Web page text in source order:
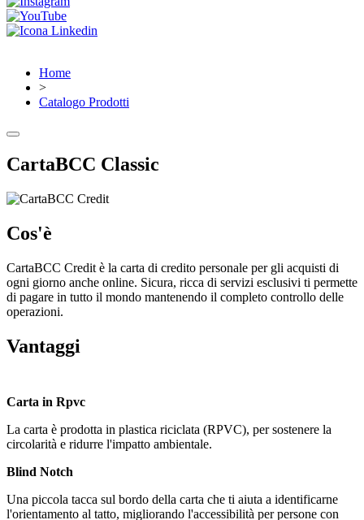
Home
>
Catalogo Prodotti
CartaBCC Classic
Cos'è
CartaBCC Credit è la carta di credito personale per gli acquisti di
ogni giorno anche online. Sicura, ricca di servizi esclusivi ti permette
di pagare in tutto il mondo mantenendo il completo controllo delle
operazioni.
Vantaggi
Carta in Rpvc
La carta è prodotta in plastica riciclata (RPVC), per sostenere la
circolarità e ridurre l'impatto ambientale.
Blind Notch
Una piccola tacca sul bordo della carta che ti aiuta a identificarne
l'orientamento al tatto, migliorando l'accessibilità per persone con